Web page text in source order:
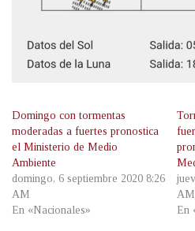
Domingo con tormentas
moderadas a fuertes pronostica
el Ministerio de Medio
Ambiente
domingo, 6 septiembre 2020 8:26
AM
En «Nacionales»
AM
En